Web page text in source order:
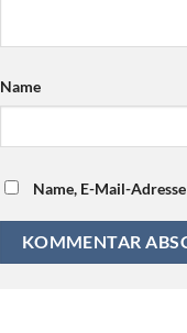
Name
Name, E-Mail-